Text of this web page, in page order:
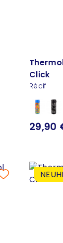
Click
Récif
29,90